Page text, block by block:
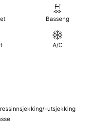
Basseng
A/C
utsjekking